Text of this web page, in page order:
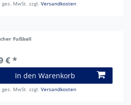
ges. MwSt. zzgl.Versandkosten
Fußball
€ *
In den Warenkorb
ges. MwSt. zzgl.Versandkosten